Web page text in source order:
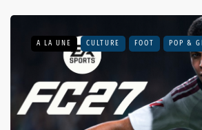
A LA UNE CULTURE FOOT POP &